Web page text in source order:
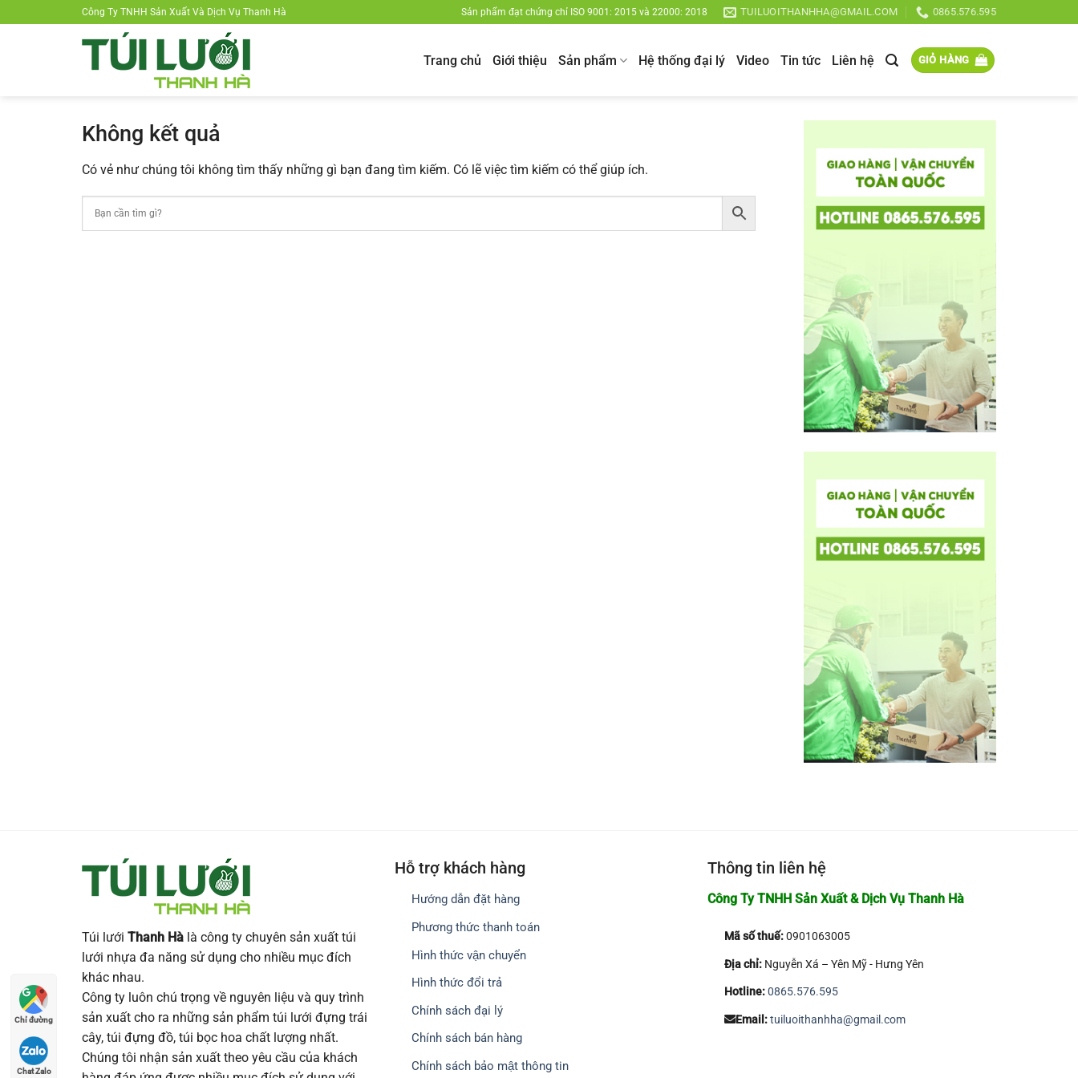
đến
Công Ty TNHH Sản Xuất Và Dịch Vụ Thanh Hà Sản phẩm đạt chứng chỉ ISO 9001: 2015 và 22000: 2018 TUILUOITHANHHA@GMAIL.COM 0865.576.595
Trang chủ Giới thiệu Sản phẩm Hệ thống đại lý Video Tin tức Liên hệ GIỎ HÀNG
Không kết quả
Có vẻ như chúng tôi không tìm thấy những gì bạn đang tìm kiếm. Có lẽ việc tìm kiếm có thể giúp ích.
Túi lưới Thanh Hà là công ty chuyên sản xuất túi
lưới nhựa đa năng sử dụng cho nhiều mục đích
khác nhau.
Công ty luôn chú trọng về nguyên liệu và quy trình
sản xuất cho ra những sản phẩm túi lưới đựng trái
cây, túi đựng đồ, túi bọc hoa chất lượng nhất.
Chúng tôi nhận sản xuất theo yêu cầu của khách
Hỗ trợ khách hàng
Hướng dẫn đặt hàng
Phương thức thanh toán
Hình thức vận chuyển
Hình thức đổi trả
Chính sách đại lý
Chính sách bán hàng
Chính sách bảo mật thông tin
Thông tin liên hệ
Công Ty TNHH Sản Xuất & Dịch Vụ Thanh Hà
Mã số thuế:0901063005
Địa chỉ:Nguyễn Xá – Yên Mỹ - Hưng Yên
Hotline:0865.576.595
Email:tuiluoithanhha@gmail.com
Chỉ đường
Chat Zalo